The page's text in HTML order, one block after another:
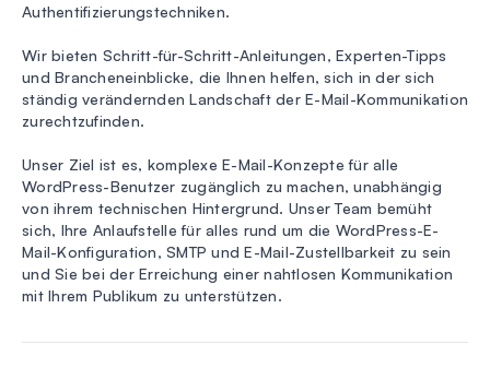
Authentifizierungstechniken.
Wir bieten Schritt-für-Schritt-Anleitungen, Experten-Tipps
und Brancheneinblicke, die Ihnen helfen, sich in der sich
ständig verändernden Landschaft der E-Mail-Kommunikation
zurechtzufinden.
Unser Ziel ist es, komplexe E-Mail-Konzepte für alle
WordPress-Benutzer zugänglich zu machen, unabhängig
von ihrem technischen Hintergrund. Unser Team bemüht
sich, Ihre Anlaufstelle für alles rund um die WordPress-E-
Mail-Konfiguration, SMTP und E-Mail-Zustellbarkeit zu sein
und Sie bei der Erreichung einer nahtlosen Kommunikation
mit Ihrem Publikum zu unterstützen.